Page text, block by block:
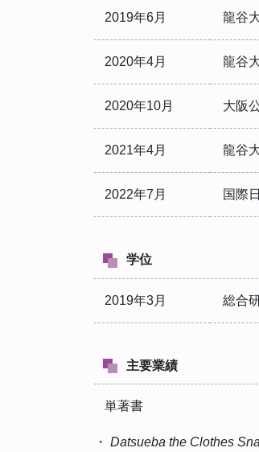
2019年6月 龍谷
2020年4月 龍谷
2020年10月 大阪
2021年4月 龍谷
2022年7月 国際
学位
2019年3月 総合
主要業績
単著書
・ Datsueba the Clothes